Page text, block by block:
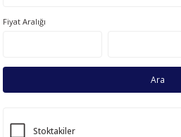
Fiyat Aralığı
Ara
Stoktakiler